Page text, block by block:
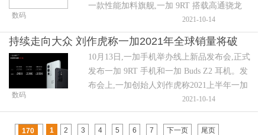
一款性能加料旗舰,一加 9RT 搭载高通骁龙
888处理器,采用120Hz三星定制的E4 OLED直
屏,主摄搭载旗舰传感器 IMX766,拥有 65T 超
级闪充和4500mAh 大电池,首批搭载ColorOS
12系统。
数码 2021-10-14
持续走向大众 刘作虎称一加2021年全球销量将破
千万
10月13日,一加手机举办线上新品发布会,正式
发布一加 9RT 手机和一加 Buds Z2 耳机。发
布会上,一加创始人刘作虎称2021上半年一加
在全球市场实现了高速增长:全球出货量同比
涨幅高达257%;在竞争激烈的中国市场,一加
出货量同比增长124%。
数码 2021-10-14
170 1 2 3 4 5 6 7 下一页 尾页